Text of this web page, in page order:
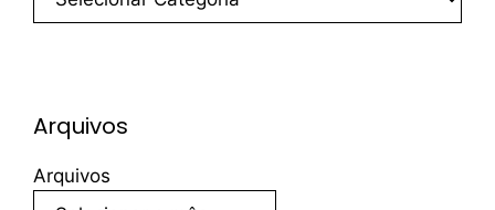
Arquivos
Arquivos